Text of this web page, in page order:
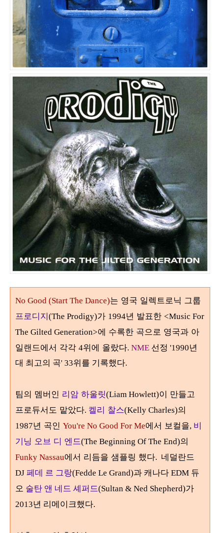
No Good (Start The Dance)는 영국 일렉트로닉 그룹
프로디지(The Prodigy)가 1994년 발표한 <Music For
The Gilted Generation>에 수록한 곡으로 영국과 아
일랜드에서 각각 4위에 올랐다. NME 선정 '1990년
대 최고의 곡' 33위를 기록했다.
팀의 멤버인 리암 하울릿(Liam Howlett)이 만들고
프로듀서도 맡았다. 켈리 찰스(Kelly Charles)의
1987년 곡인 You're No Good For Me에서 보컬을, 비
기닝 오브 디 엔드(The Beginning Of The End)의
Funky Nassau에서 리듬을 샘플링 했다. 네덜란드
DJ 페데 르 그랑(Fedde Le Grand)과 캐나다 EDM 듀
오 술탄 앤 네드 셰퍼드(Sultan & Ned Shepherd)가
2013년 리메이크했다.